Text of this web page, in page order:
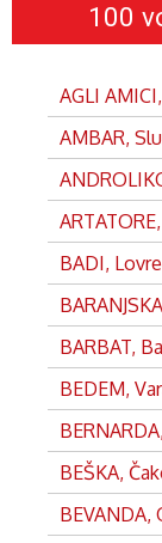
100
AGLI
AMBAR,
BADI,
BARBAT,
BEDEM,
BEŠKA,
BEVANDA,